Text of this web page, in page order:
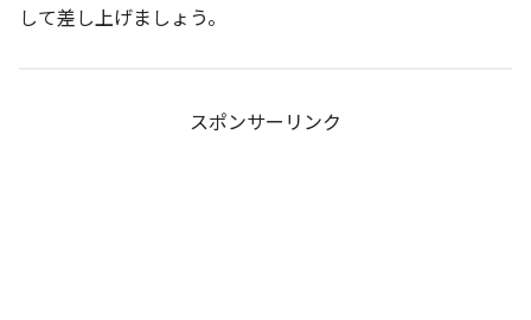
して差し上げましょう。
スポンサーリンク